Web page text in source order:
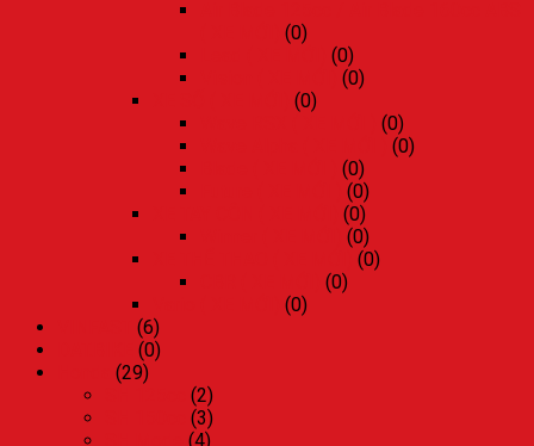
(0)
(0)
(0)
(0)
(0)
(0)
(0)
(0)
(0)
(0)
(0)
(0)
(0)
(6)
(0)
(29)
(2)
(3)
(4)